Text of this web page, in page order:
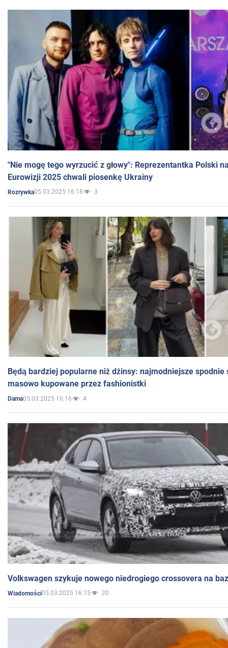
"Nie mogę tego wyrzucić z głowy": Reprezentantka Polski
Eurowizji 2025 chwali piosenkę Ukrainy
Rozrywka05.03.2025 16:18 3
Będą bardziej popularne niż dżinsy: najmodniejsze spodnie
masowo kupowane przez fashionistki
Dama05.03.2025 16:16 4
Volkswagen szykuje nowego niedrogiego crossovera na
Wiadomości05.03.2025 16:15 20